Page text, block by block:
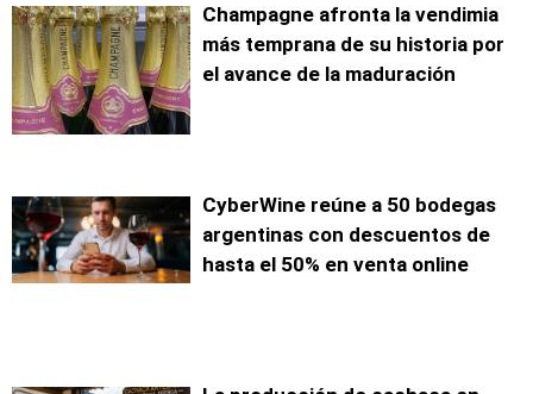
Champagne afronta la vendimia
más temprana de su historia por
el avance de la maduración
CyberWine reúne a 50 bodegas
argentinas con descuentos de
hasta el 50% en venta online